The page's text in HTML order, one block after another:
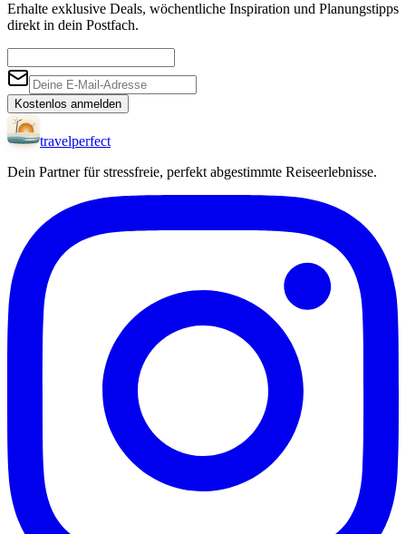
Erhalte exklusive Deals, wöchentliche Inspiration und Planungstipps
direkt in dein Postfach.
Kostenlos anmelden
travelperfect
Dein Partner für stressfreie, perfekt abgestimmte Reiseerlebnisse.